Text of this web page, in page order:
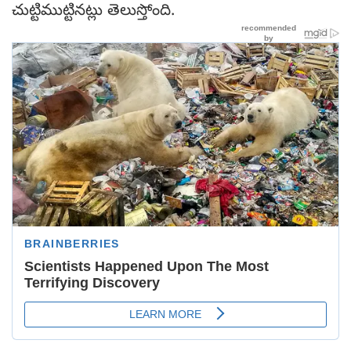
చుట్టిముట్టినట్లు తెలుస్తోంది.